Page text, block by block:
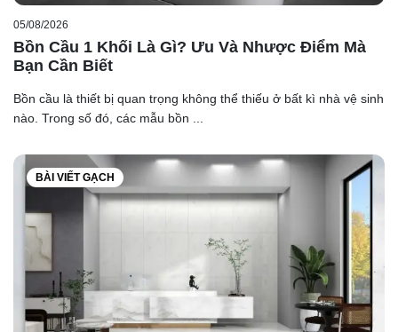
05/08/2026
Bồn Cầu 1 Khối Là Gì? Ưu Và Nhược Điểm Mà
Bạn Cần Biết
Bồn cầu là thiết bị quan trọng không thể thiếu ở bất kì nhà vệ sinh
nào. Trong số đó, các mẫu bồn ...
BÀI VIẾT GẠCH